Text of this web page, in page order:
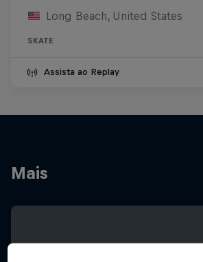
Long Beach, United States
SKATE
Assista ao Replay
Mais